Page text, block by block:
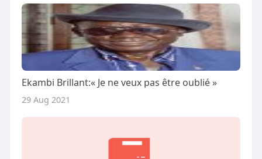
Ekambi Brillant:« Je ne veux pas être oublié »
29 Aug 2021